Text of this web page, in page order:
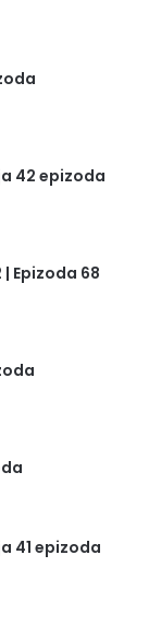
42 epizoda
Epizoda 68
41 epizoda